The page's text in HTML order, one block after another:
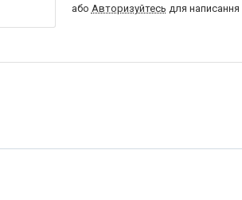
або Авторизуйтесь для написання